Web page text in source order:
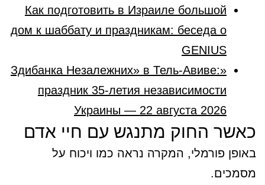
Как подготовить в Израиле большой
дом к шаббату и праздникам: беседа о
GENIUS
«Здибанка Незалежних» в Тель-Авиве:
праздник 35-летия независимости
Украины — 22 августа 2026
כאשר החוק מתנגש עם חיי אדם
באופן פורמלי, המקרה נראה כמו ויכוח על
מסמכים.